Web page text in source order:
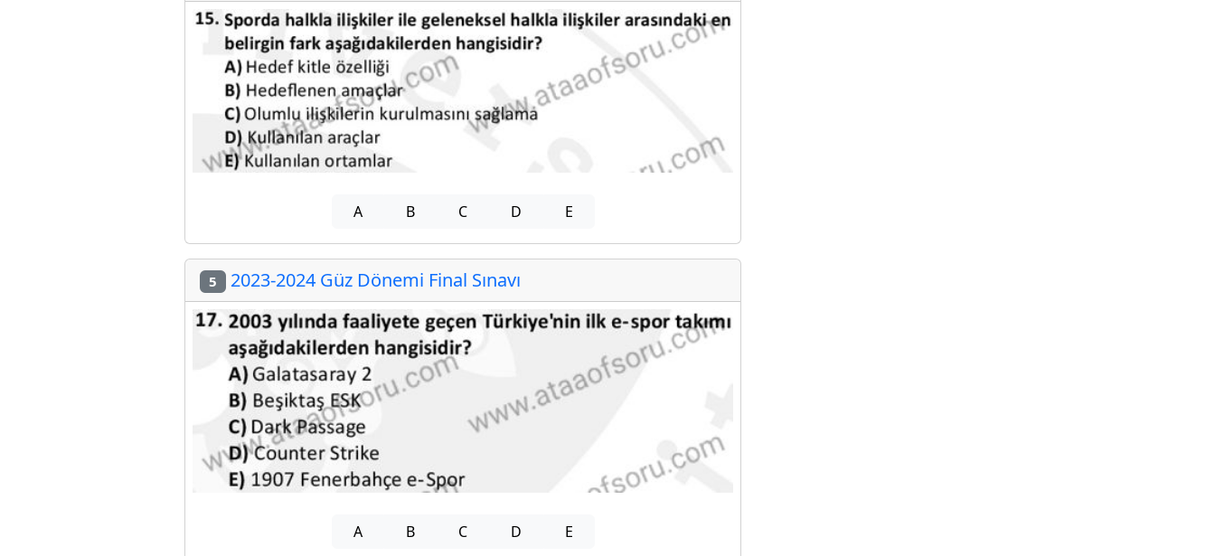
A B C D E
5 2023-2024 Güz Dönemi Final Sınavı
A B C D E